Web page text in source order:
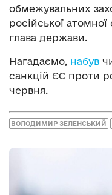
обмежувальних
російської
глава держави.
Нагадаємо, набув
санкцій ЄС проти
червня.
ВОЛОДИМИР ЗЕЛЕНСЬКИЙ